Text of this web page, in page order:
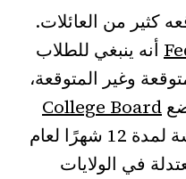
كثير من العائلات.
أنه ينبغي للطلاب
وغير المتوقعة،
College Board
في ميزانيات نفقات المعيشة لمدة 12 شهرًا لعام
معتدلة في الولايات